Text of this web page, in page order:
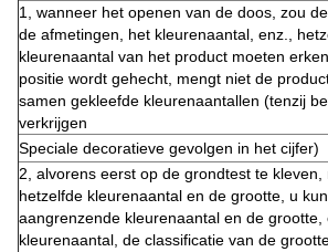
1, wanneer het openen van de doos, zou
de afmetingen, het kleurenaantal, enz.,
kleurenaantal van het product moeten
positie wordt gehecht, mengt niet de
samen gekleefde kleurenaantallen (tenzij
verkrijgen
Speciale decoratieve gevolgen in het cijfer)
2, alvorens eerst op de grondtest te
hetzelfde kleurenaantal en de grootte, u
aangrenzende kleurenaantal en de grootte,
kleurenaantal, de classificatie van de